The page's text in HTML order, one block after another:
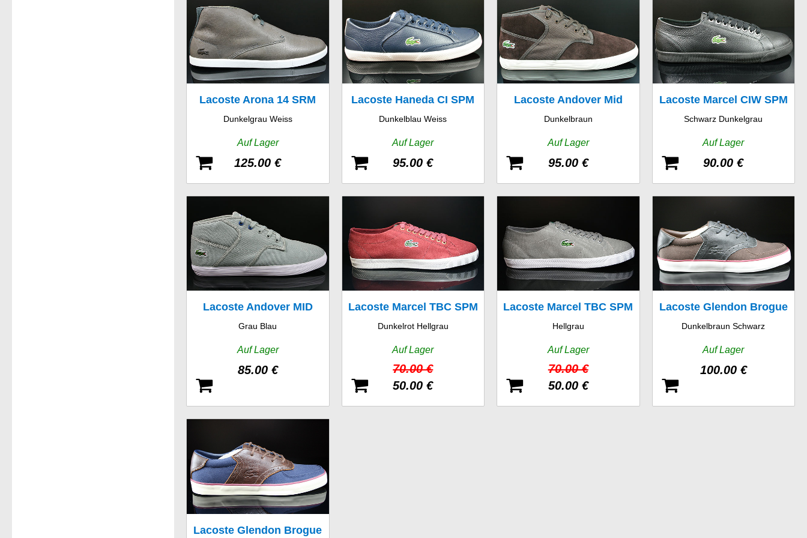
Lacoste Arona 14 SRM
LTH
Dunkelgrau Weiss
Auf Lager
125.00 €
Lacoste Haneda CI SPM
LTH
Dunkelblau Weiss
Auf Lager
95.00 €
Lacoste Andover Mid
CIW SPM LTH CNV
Dunkelbraun
Auf Lager
95.00 €
Lacoste Marcel CIW SPM
LTH
Schwarz Dunkelgrau
Auf Lager
90.00 €
Lacoste Andover MID
JAW SPM
Grau Blau
Auf Lager
85.00 €
Lacoste Marcel TBC SPM
Dunkelrot Hellgrau
Auf Lager
70.00 €
50.00 €
Lacoste Marcel TBC SPM
Hellgrau
Auf Lager
70.00 €
50.00 €
Lacoste Glendon Brogue
SRM
Dunkelbraun Schwarz
Auf Lager
100.00 €
Lacoste Glendon Brogue